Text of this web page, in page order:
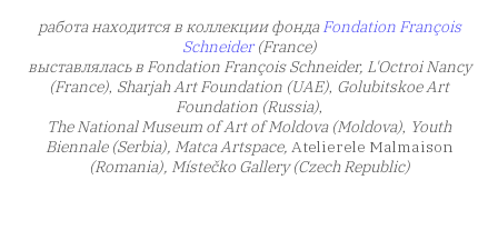
работа находится в коллекции фондаFondation François
Schneider(France)
выставлялась в Fondation François Schneider, L'Octroi Nancy
(France), Sharjah Art Foundation (UAE), Golubitskoe Art
Foundation (Russia),
The National Museum of Art of Moldova (Moldova), Youth
Biennale (Serbia), Matca Artspace, Atelierele Malmaison
(Romania), Místečko Gallery (Czech Republic)